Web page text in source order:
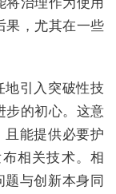
果，尤其在一些
地引入突破性技
步的初心。这意
且能提供必要护
相关技术。相
题与创新本身同